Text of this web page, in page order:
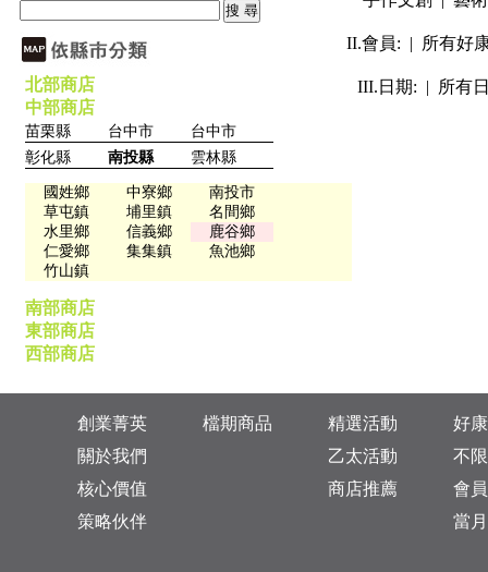
北部商店
中部商店
苗栗縣 台中市
台中市
彰化縣
南投縣 雲林縣
國姓鄉 中寮鄉
南投市
草屯鎮
埔里鎮
名間鄉
水里鄉
信義鄉
鹿谷鄉
仁愛鄉
集集鎮
魚池鄉
竹山鎮
南部商店
東部商店
西部商店
II.會員: | 所有好
III.日期: | 所有
創業菁英
關於我們
核心價值
策略伙伴
檔期商品
精選活動
乙太活動
商店推薦
好
不
會
當